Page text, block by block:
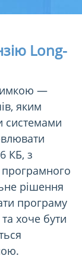
Long-
—
яким
системами
КБ, з
рішення
програму
хоче бути